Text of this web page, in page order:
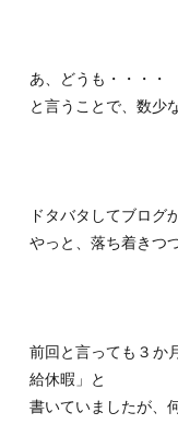
あ、どうも・・・・
と言うことで、数少
ドタバタしてブログ
やっと、落ち着きつ
前回と言っても３か
給休暇」と
書いていましたが、